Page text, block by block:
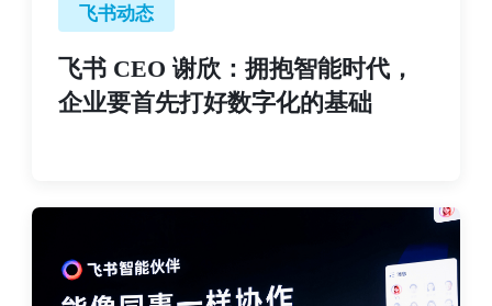
飞书动态
飞书 CEO 谢欣：拥抱智能时代，
企业要首先打好数字化的基础